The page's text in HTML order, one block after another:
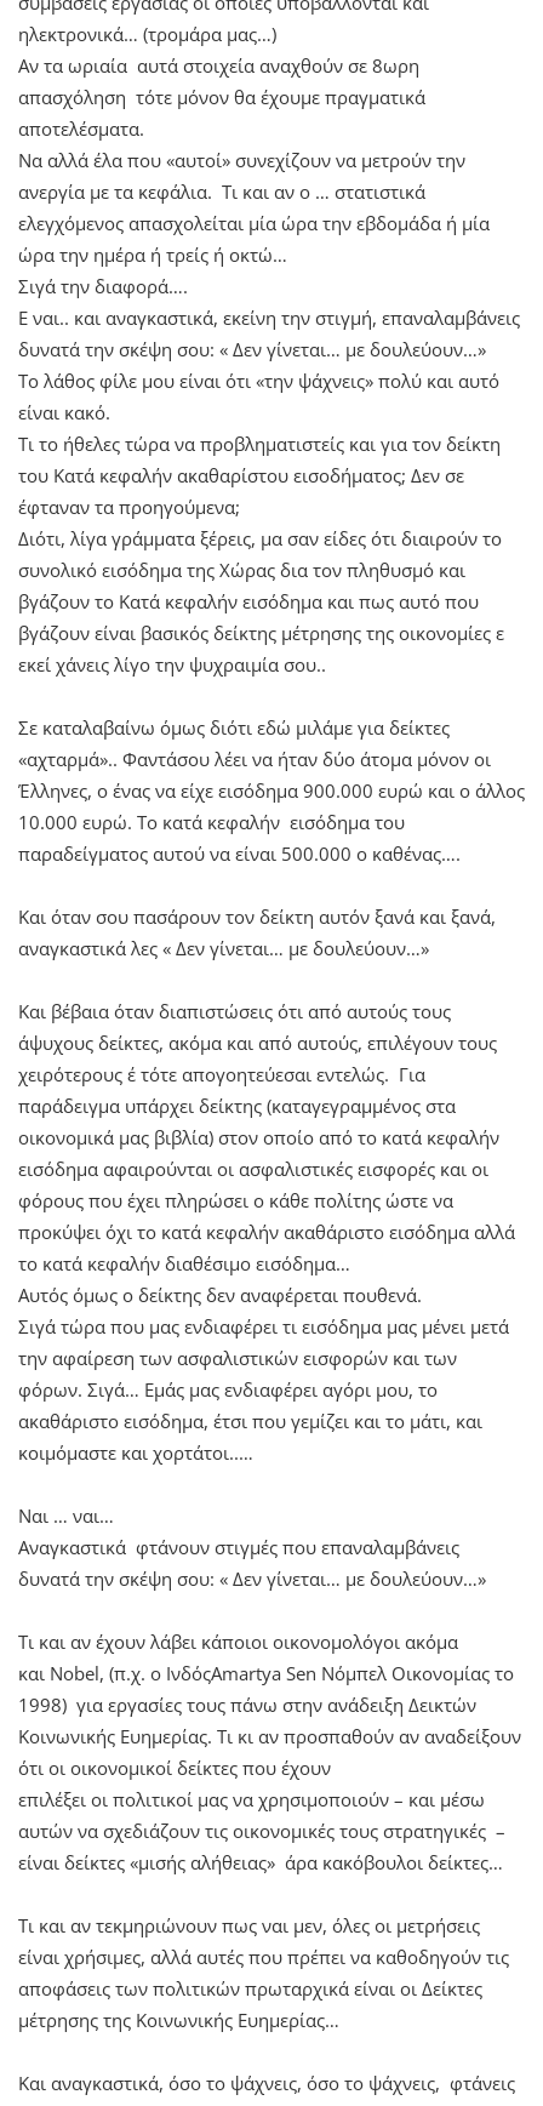
ηλεκτρονικά… (τρομάρα μας…)
Αν τα ωριαία αυτά στοιχεία αναχθούν σε 8ωρη
απασχόληση τότε μόνον θα έχουμε πραγματικά
αποτελέσματα.
Να αλλά έλα που «αυτοί» συνεχίζουν να μετρούν την
ανεργία με τα κεφάλια. Τι και αν ο … στατιστικά
ελεγχόμενος απασχολείται μία ώρα την εβδομάδα ή μία
ώρα την ημέρα ή τρείς ή οκτώ…
Σιγά την διαφορά….
Ε ναι.. και αναγκαστικά, εκείνη την στιγμή, επαναλαμβάνεις
δυνατά την σκέψη σου: « Δεν γίνεται… με δουλεύουν…»
Το λάθος φίλε μου είναι ότι «την ψάχνεις» πολύ και αυτό
είναι κακό.
Τι το ήθελες τώρα να προβληματιστείς και για τον δείκτη
του Κατά κεφαλήν ακαθαρίστου εισοδήματος; Δεν σε
έφταναν τα προηγούμενα;
Διότι, λίγα γράμματα ξέρεις, μα σαν είδες ότι διαιρούν το
συνολικό εισόδημα της Χώρας δια τον πληθυσμό και
βγάζουν το Κατά κεφαλήν εισόδημα και πως αυτό που
βγάζουν είναι βασικός δείκτης μέτρησης της οικονομίες ε
εκεί χάνεις λίγο την ψυχραιμία σου..
Σε καταλαβαίνω όμως διότι εδώ μιλάμε για δείκτες
«αχταρμά».. Φαντάσου λέει να ήταν δύο άτομα μόνον οι
Έλληνες, ο ένας να είχε εισόδημα 900.000 ευρώ και ο άλλος
10.000 ευρώ. Το κατά κεφαλήν εισόδημα του
παραδείγματος αυτού να είναι 500.000 ο καθένας….
Και όταν σου πασάρουν τον δείκτη αυτόν ξανά και ξανά,
αναγκαστικά λες « Δεν γίνεται… με δουλεύουν…»
Και βέβαια όταν διαπιστώσεις ότι από αυτούς τους
άψυχους δείκτες, ακόμα και από αυτούς, επιλέγουν τους
χειρότερους έ τότε απογοητεύεσαι εντελώς. Για
παράδειγμα υπάρχει δείκτης (καταγεγραμμένος στα
οικονομικά μας βιβλία) στον οποίο από το κατά κεφαλήν
εισόδημα αφαιρούνται οι ασφαλιστικές εισφορές και οι
φόρους που έχει πληρώσει ο κάθε πολίτης ώστε να
προκύψει όχι το κατά κεφαλήν ακαθάριστο εισόδημα αλλά
το κατά κεφαλήν διαθέσιμο εισόδημα…
Αυτός όμως ο δείκτης δεν αναφέρεται πουθενά.
Σιγά τώρα που μας ενδιαφέρει τι εισόδημα μας μένει μετά
την αφαίρεση των ασφαλιστικών εισφορών και των
φόρων. Σιγά… Εμάς μας ενδιαφέρει αγόρι μου, το
ακαθάριστο εισόδημα, έτσι που γεμίζει και το μάτι, και
κοιμόμαστε και χορτάτοι..…
Ναι … ναι…
Αναγκαστικά φτάνουν στιγμές που επαναλαμβάνεις
δυνατά την σκέψη σου: « Δεν γίνεται… με δουλεύουν…»
Τι και αν έχουν λάβει κάποιοι οικονομολόγοι ακόμα
και Nobel, (π.χ. ο ΙνδόςAmartya Sen Νόμπελ Οικονομίας το
1998) για εργασίες τους πάνω στην ανάδειξη Δεικτών
Κοινωνικής Ευημερίας. Τι κι αν προσπαθούν αν αναδείξουν
ότι οι οικονομικοί δείκτες που έχουν
επιλέξει οι πολιτικοί μας να χρησιμοποιούν – και μέσω
αυτών να σχεδιάζουν τις οικονομικές τους στρατηγικές –
είναι δείκτες «μισής αλήθειας» άρα κακόβουλοι δείκτες…
Τι και αν τεκμηριώνουν πως ναι μεν, όλες οι μετρήσεις
είναι χρήσιμες, αλλά αυτές που πρέπει να καθοδηγούν τις
αποφάσεις των πολιτικών πρωταρχικά είναι οι Δείκτες
μέτρησης της Κοινωνικής Ευημερίας…
Και αναγκαστικά, όσο το ψάχνεις, όσο το ψάχνεις, φτάνεις